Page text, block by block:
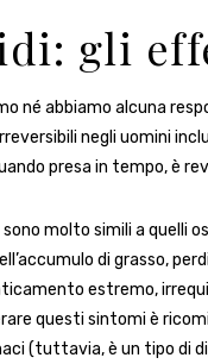
gli
né abbiamo alcuna
negli uomini
presa in tempo, è
molto simili a quelli
di grasso,
estremo,
questi sintomi è
(tuttavia, è un tipo di